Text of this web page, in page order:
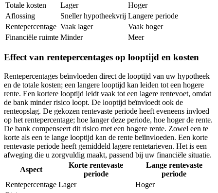
Totale kosten
Lager
Hoger
Aflossing
Sneller hypotheekvrij Langere periode
Rentepercentage Vaak lager
Vaak hoger
Financiële ruimte Minder Meer
Effect van rentepercentages op looptijd en kosten
Rentepercentages beïnvloeden direct de looptijd van uw hypotheek
en de totale kosten; een langere looptijd kan leiden tot een hogere
rente. Een kortere looptijd leidt vaak tot een lagere rentevoet, omdat
de bank minder risico loopt. De looptijd beïnvloedt ook de
renteopslag. De gekozen rentevaste periode heeft eveneens invloed
op het rentepercentage; hoe langer deze periode, hoe hoger de rente.
De bank compenseert dit risico met een hogere rente. Zowel een te
korte als een te lange looptijd kan de rente beïïnvloeden. Een korte
rentevaste periode heeft gemiddeld lagere rentetarieven. Het is een
afweging die u zorgvuldig maakt, passend bij uw financiële situatie.
Aspect
Korte rentevaste
periode
Lange rentevaste
periode
Rentepercentage Lager
Hoger